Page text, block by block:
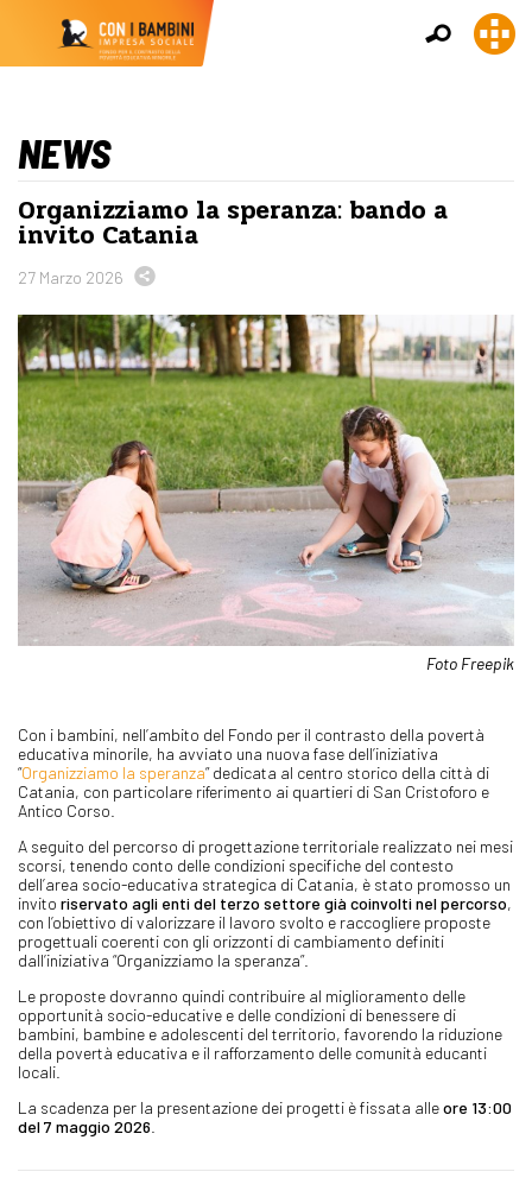
NEWS
Organizziamo la speranza: bando a
invito Catania
27 Marzo 2026
Foto Freepik
Con i bambini, nell’ambito del Fondo per il contrasto della povertà
educativa minorile, ha avviato una nuova fase dell’iniziativa
“Organizziamo la speranza” dedicata al centro storico della città di
Catania, con particolare riferimento ai quartieri di San Cristoforo e
Antico Corso.
A seguito del percorso di progettazione territoriale realizzato nei mesi
scorsi, tenendo conto delle condizioni specifiche del contesto
dell’area socio-educativa strategica di Catania, è stato promosso un
invito riservato agli enti del terzo settore già coinvolti nel percorso,
con l’obiettivo di valorizzare il lavoro svolto e raccogliere proposte
progettuali coerenti con gli orizzonti di cambiamento definiti
dall’iniziativa “Organizziamo la speranza”.
Le proposte dovranno quindi contribuire al miglioramento delle
opportunità socio-educative e delle condizioni di benessere di
bambini, bambine e adolescenti del territorio, favorendo la riduzione
della povertà educativa e il rafforzamento delle comunità educanti
locali.
La scadenza per la presentazione dei progetti è fissata alleore 13:00
del 7 maggio 2026